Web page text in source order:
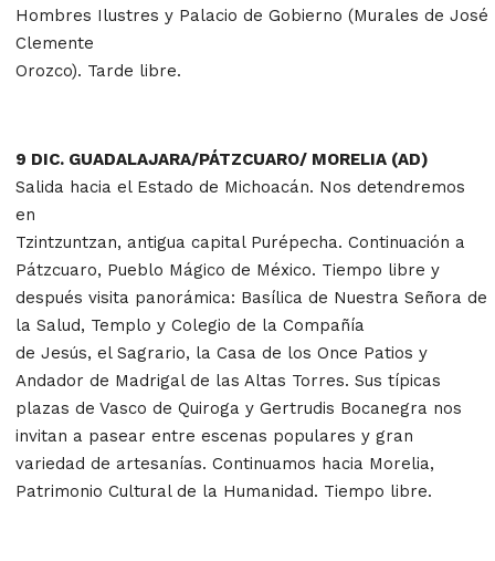
Hombres Ilustres y Palacio de Gobierno (Murales de José
Clemente
Orozco). Tarde libre.
9 DIC. GUADALAJARA/PÁTZCUARO/ MORELIA (AD)
Salida hacia el Estado de Michoacán. Nos detendremos
en
Tzintzuntzan, antigua capital Purépecha. Continuación a
Pátzcuaro, Pueblo Mágico de México. Tiempo libre y
después visita panorámica: Basílica de Nuestra Señora de
la Salud, Templo y Colegio de la Compañía
de Jesús, el Sagrario, la Casa de los Once Patios y
Andador de Madrigal de las Altas Torres. Sus típicas
plazas de Vasco de Quiroga y Gertrudis Bocanegra nos
invitan a pasear entre escenas populares y gran
variedad de artesanías. Continuamos hacia Morelia,
Patrimonio Cultural de la Humanidad. Tiempo libre.